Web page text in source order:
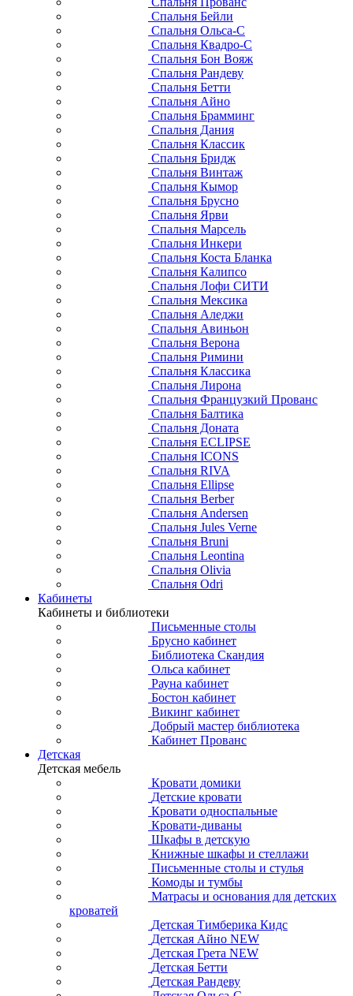
Спальня Бейли
Спальня Ольса-С
Спальня Квадро-С
Спальня Бон Вояж
Спальня Рандеву
Спальня Бетти
Спальня Айно
Спальня Брамминг
Спальня Дания
Спальня Классик
Спальня Бридж
Спальня Винтаж
Спальня Кымор
Спальня Брусно
Спальня Ярви
Спальня Марсель
Спальня Инкери
Спальня Коста Бланка
Спальня Калипсо
Спальня Лофи СИТИ
Спальня Мексика
Спальня Аледжи
Спальня Авиньон
Спальня Верона
Спальня Римини
Спальня Классика
Спальня Лирона
Спальня Французкий Прованс
Спальня Балтика
Спальня Доната
Спальня ECLIPSE
Спальня ICONS
Спальня RIVA
Спальня Ellipse
Спальня Berber
Спальня Andersen
Спальня Jules Verne
Спальня Bruni
Спальня Leontina
Спальня Olivia
Спальня Odri
Кабинеты
Кабинеты и библиотеки
Письменные столы
Брусно кабинет
Библиотека Скандия
Ольса кабинет
Рауна кабинет
Бостон кабинет
Викинг кабинет
Добрый мастер библиотека
Кабинет Прованс
Детская
Детская мебель
Кровати домики
Детские кровати
Кровати односпальные
Кровати-диваны
Шкафы в детскую
Книжные шкафы и стеллажи
Письменные столы и стулья
Комоды и тумбы
Матрасы и основания для детских
кроватей
Детская Тимберика Кидс
Детская Айно NEW
Детская Грета NEW
Детская Бетти
Детская Рандеву